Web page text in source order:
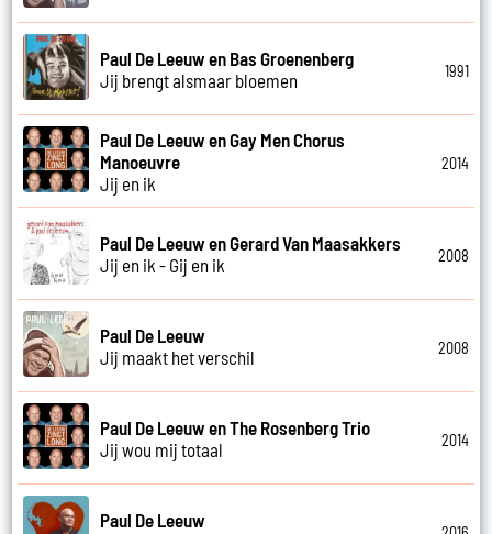
Paul De Leeuw en Bas Groenenberg
Jij brengt alsmaar bloemen
1991
Paul De Leeuw en Gay Men Chorus
Manoeuvre
Jij en ik
2014
Paul De Leeuw en Gerard Van Maasakkers
Jij en ik - Gij en ik
2008
Paul De Leeuw
Jij maakt het verschil
2008
Paul De Leeuw en The Rosenberg Trio
Jij wou mij totaal
2014
Paul De Leeuw